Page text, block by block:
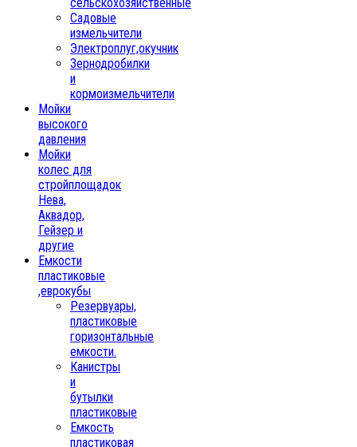
Садовые
измельчители
Электроплуг,окучник
Зернодробилки
и
кормоизмельчители
Мойки
высокого
давления
Мойки
колес для
стройплощадок
Нева,
Аквадор,
Гейзер и
другие
Емкости
пластиковые
,еврокубы
Резервуары,
пластиковые
горизонтальные
емкости.
Канистры
и
бутылки
пластиковые
Емкость
пластиковая